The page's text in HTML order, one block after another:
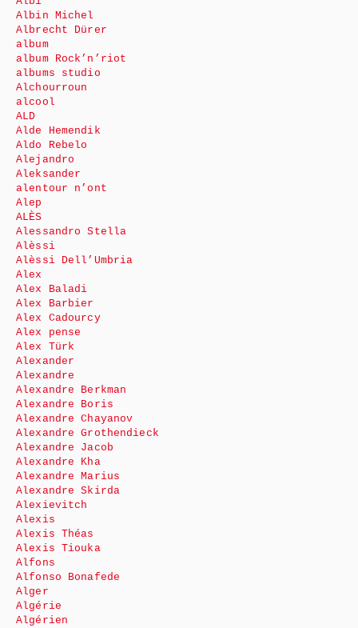
Albin Michel
Albrecht Dürer
album
album Rock’n’riot
albums studio
Alchourroun
alcool
ALD
Alde Hemendik
Aldo Rebelo
Alejandro
Aleksander
alentour n’ont
Alep
ALÈS
Alessandro Stella
Alèssi
Alèssi Dell’Umbria
Alex
Alex Baladi
Alex Barbier
Alex Cadourcy
Alex pense
Alex Türk
Alexander
Alexandre
Alexandre Berkman
Alexandre Boris
Alexandre Chayanov
Alexandre Grothendieck
Alexandre Jacob
Alexandre Kha
Alexandre Marius
Alexandre Skirda
Alexievitch
Alexis
Alexis Théas
Alexis Tiouka
Alfons
Alfonso Bonafede
Alger
Algérie
Algérien